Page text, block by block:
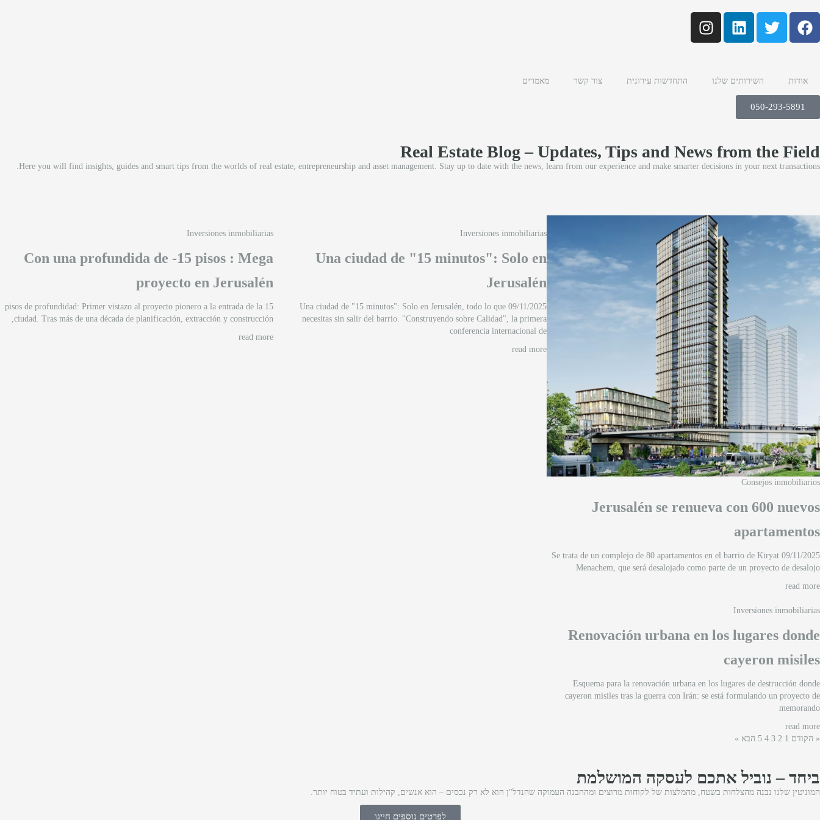
אודות השירותים שלנו התחדשות עירונית צור קשר מאמרים
050-293-5891
Real Estate Blog – Updates, Tips and News from the Field
Here you will find insights, guides and smart tips from the worlds of real estate, entrepreneurship and asset management. Stay up to date with the news, learn from our experience and make smarter decisions in your next transactions.
Consejos inmobiliarios
Jerusalén se renueva con 600 nuevos
apartamentos
09/11/2025 Se trata de un complejo de 80 apartamentos en el barrio de Kiryat
Menachem, que será desalojado como parte de un proyecto de desalojo
read more
Inversiones inmobiliarias
Una ciudad de "15 minutos": Solo en
Jerusalén
09/11/2025 Una ciudad de "15 minutos": Solo en Jerusalén, todo lo que
necesitas sin salir del barrio. "Construyendo sobre Calidad", la primera
conferencia internacional de
read more
Inversiones inmobiliarias
Con una profundida de -15 pisos : Mega
proyecto en Jerusalén
15 pisos de profundidad: Primer vistazo al proyecto pionero a la entrada de la
ciudad. Tras más de una década de planificación, extracción y construcción,
read more
Inversiones inmobiliarias
Renovación urbana en los lugares donde
cayeron misiles
Esquema para la renovación urbana en los lugares de destrucción donde
cayeron misiles tras la guerra con Irán: se está formulando un proyecto de
memorando
read more
« הקודם 1
2
3
4
5 הבא »
ביחד – נוביל אתכם לעסקה המושלמת
המוניטין שלנו נבנה מהצלחות בשטח, מהמלצות של לקוחות מרוצים ומההבנה העמוקה שהנדל"ן הוא לא רק נכסים – הוא אנשים, קהילות ועתיד בטוח יותר.
לפרטים נוספים חייגו